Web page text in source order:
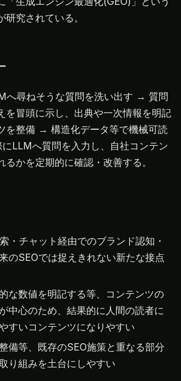
究されている。
へ尋ねそうな質問を洗い出す → 質問
を冒頭に示し、出典や一次情報を明記
を整備 → 構造化データ等で機械可読
LLMへ質問を入力し、自社コンテン
るかを定期的に確認・改善する。
・チャット経由でのブランド認知・
のSEOでは捉えきれない新たな接点
な数値を明記する等、コンテンツの
中心のため、結果的に人間の読者に
すいコンテンツになりやすい
備等、既存のSEO施策と重なる部分
り組みを土台にしやすい